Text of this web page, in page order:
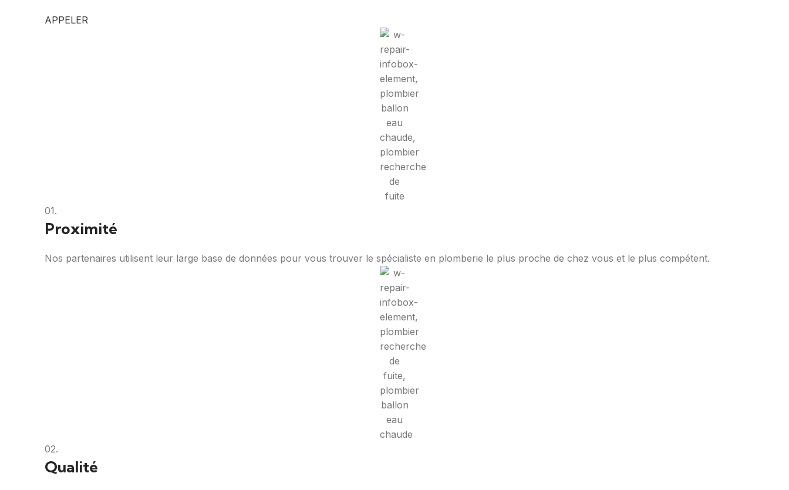
APPELER
01.
Proximité
Nos partenaires utilisent leur large base de données pour vous trouver le spécialiste en plomberie le plus proche de chez vous et le plus compétent.
02.
Qualité